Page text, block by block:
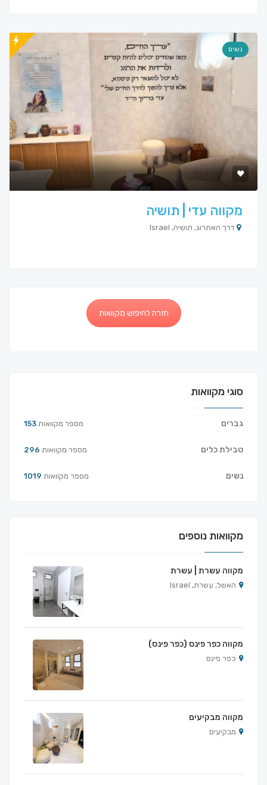
נשים
מקווה עדי | תושיה
דרך האתרוג, תושיה, Israel
חזרה לחיפוש מקוואות
סוגי מקוואות
גברים 153 מספר מקוואות
טבילת כלים 296 מספר מקוואות
נשים 1019 מספר מקוואות
מקוואות נוספים
מקווה עשרת | עשרת
האשל, עשרת, Israel
מקווה כפר פינס (כפר פינס)
כפר פינס
מקווה מבקיעים
מבקיעים